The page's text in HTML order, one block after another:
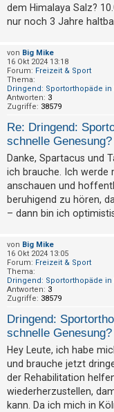
r
i
r
e
n
U
n
b
e
a
n
w
o
r
t
e
t
e
T
h
e
dem Himalaya Salz?
nur noch 3 Jahre
von Big Mike
16 Okt 2024 13:18
Forum: Freizeit & Sport
Thema:
Dringend: Sportorthopäde
Antworten: 3
Zugriffe: 38579
Re: Dringend:
schnelle Genesung?
Danke, Spartacus und
ich brauche. Ich werde
anschauen und
beruhigend zu hören,
– dann bin ich
von Big Mike
16 Okt 2024 13:05
Forum: Freizeit & Sport
Thema:
Dringend: Sportorthopäde
Antworten: 3
Zugriffe: 38579
Dringend:
schnelle Genesung?
Hey Leute, ich habe
und brauche jetzt
der Rehabilitation
wiederherzustellen,
kann. Da ich mich in